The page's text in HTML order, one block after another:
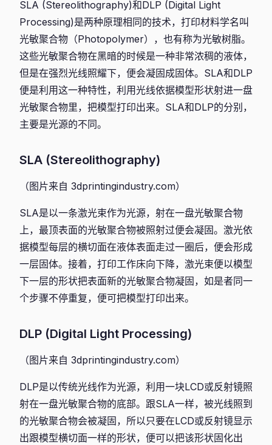
SLA (Stereolithography)和DLP (Digital Light
Processing)是两种原理相同的技术，打印材料学名叫
光敏聚合物（Photopolymer），也有称为光敏树脂。
这些光敏聚合物在黑暗的时候是一种非常浓稠的液体，
但是在强烈光线照耀下，便会凝固成固体。SLA和DLP
便是利用这一种特性，利用光线依据模型形状射进一盘
光敏聚合物里，把模型打印出来。SLA和DLP的分别，
主要是光源的不同。
SLA (Stereolithography)
（图片来自 3dprintingindustry.com）
SLA是以一条激光束作为光源，射在一盘光敏聚合物
上，最顶表面的光敏聚合物被照射过便会凝固。激光依
据模型每层的横切面在液体表面走过一圈后，便会形成
一层固体。接着，打印工作床向下降，激光束便以模型
下一层的形状把表面新的光敏聚合物凝固，如是者同一
个步骤不停重复，便可把模型打印出来。
DLP (Digital Light Processing)
（图片来自 3dprintingindustry.com）
DLP是以传统光线作为光源，利用一块LCD或反射镜照
射在一盘光敏聚合物的底部。跟SLA一样，被光线照到
的光敏聚合物会被凝固，所以只要在LCD或反射镜显示
出跟模型横切面一样的形状，便可以把该形状固化出